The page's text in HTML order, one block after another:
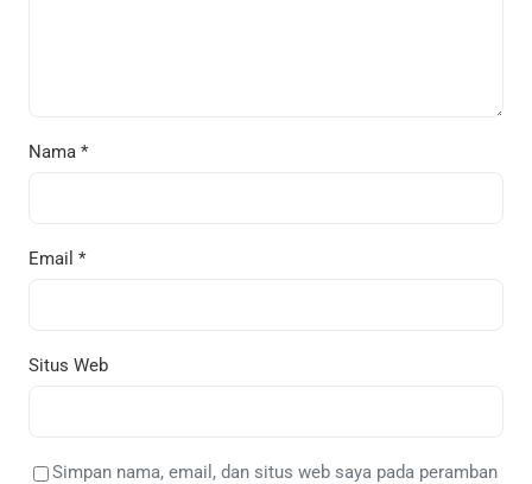
Nama *
Email *
Situs Web
Simpan nama, email, dan situs web saya pada peramban